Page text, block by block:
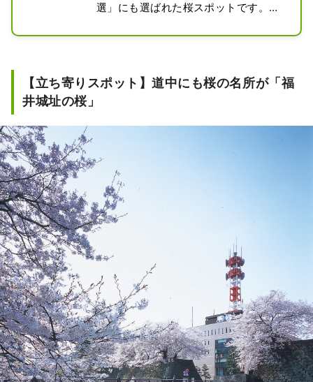
選」にも選ばれた桜スポットです。福
に約2.2㎞、約600本のソメイヨシノが
【立ち寄りスポット】道中にも桜の名所が「福
井城址の桜」